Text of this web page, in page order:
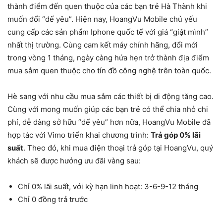
thành điểm đến quen thuộc của các bạn trẻ Hà Thành khi
muốn đổi “dế yêu”. Hiện nay, HoangVu Mobile chủ yếu
cung cấp các sản phẩm Iphone quốc tế với giá “giật mình”
nhất thị trường. Cùng cam kết máy chính hãng, đổi mới
trong vòng 1 tháng, ngày càng hứa hẹn trở thành địa điểm
mua sắm quen thuộc cho tín đồ công nghệ trên toàn quốc.
Hè sang với nhu cầu mua sắm các thiết bị di động tăng cao.
Cùng với mong muốn giúp các bạn trẻ có thể chia nhỏ chi
phí, dễ dàng sở hữu “dế yêu” hơn nữa, HoangVu Mobile đã
hợp tác với Vimo triển khai chương trình: Trả góp 0% lãi
suất. Theo đó, khi mua điện thoại trả góp tại HoangVu, quý
khách sẽ được hưởng ưu đãi vàng sau:
Chỉ 0% lãi suất, với kỳ hạn linh hoạt: 3-6-9-12 tháng
Chỉ 0 đồng trả trước